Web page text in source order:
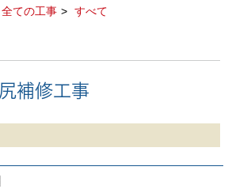
全ての工事 すべて
補修工事